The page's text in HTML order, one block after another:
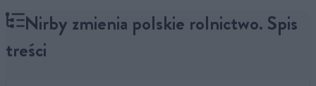
Nirby zmienia polskie rolnictwo. Spis
treści